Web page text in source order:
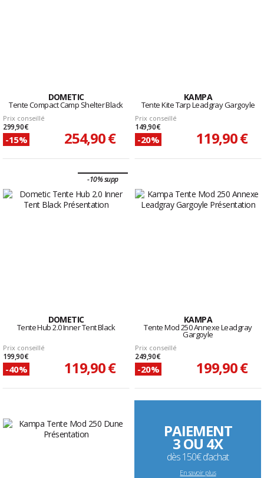
DOMETIC
Tente Compact Camp Shelter Black
Prix conseillé
299,90 €
-15% 254,90 €
KAMPA
Tente Kite Tarp Leadgray Gargoyle
Prix conseillé
149,90 €
-20% 119,90 €
-10% supp
DOMETIC
Tente Hub 2.0 Inner Tent Black
Prix conseillé
199,90 €
-40% 119,90 €
KAMPA
Tente Mod 250 Annexe Leadgray
Gargoyle
Prix conseillé
249,90 €
-20% 199,90 €
PAIEMENT
3 OU 4X
dès 150€ d’achat
En savoir plus